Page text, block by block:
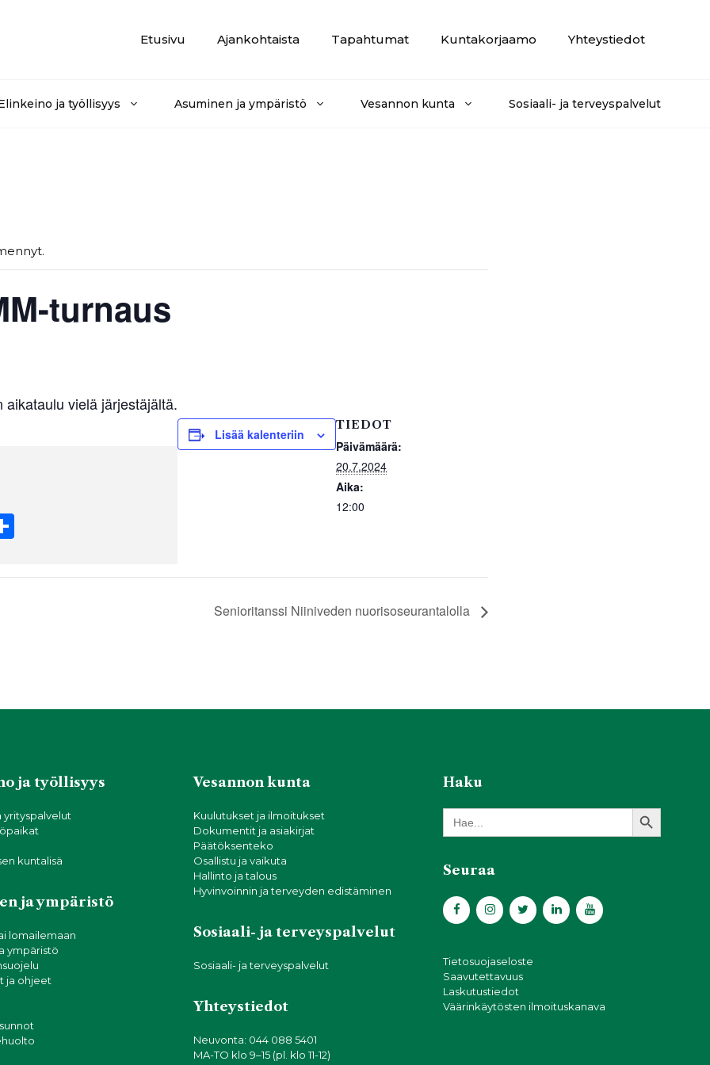
Etusivu
Ajankohtaista Tapahtumat Kuntakorjaamo Yhteystiedot
ja työllisyys Asuminen ja ympäristö Vesannon kunta Sosiaali- ja terveyspalvelut
turnaus
aikataulu vielä järjestäjältä.
ar
Lisää kalenteriin
TIEDOT
Päivämäärä:
20.7.2024
Aika:
12:00
Senioritanssi Niiniveden nuorisoseurantalolla
ja työllisyys
yrityspalvelut
kuntalisä
ja ympäristö
lomailemaan
ympäristö
ja ohjeet
Vesannon kunta
Kuulutukset ja ilmoitukset
Dokumentit ja asiakirjat
Päätöksenteko
Osallistu ja vaikuta
Hallinto ja talous
Hyvinvoinnin ja terveyden edistäminen
Sosiaali- ja terveyspalvelut
Sosiaali- ja terveyspalvelut
Yhteystiedot
Neuvonta: 044 088 5401
MA-TO klo 9–15 (pl. klo 11-12)
Haku
Search
for:
Search Button
Seuraa
Tietosuojaseloste
Saavutettavuus
Laskutustiedot
Väärinkäytösten ilmoituskanava